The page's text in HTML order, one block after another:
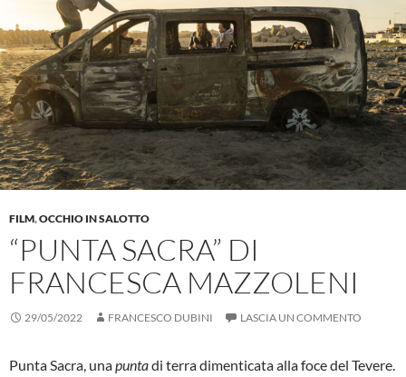
FILM,OCCHIO IN SALOTTO
“PUNTA SACRA” DI
FRANCESCA MAZZOLENI
29/05/2022 FRANCESCO DUBINI LASCIA UN COMMENTO
Punta Sacra, unapuntadi terra dimenticata alla foce del Tevere.